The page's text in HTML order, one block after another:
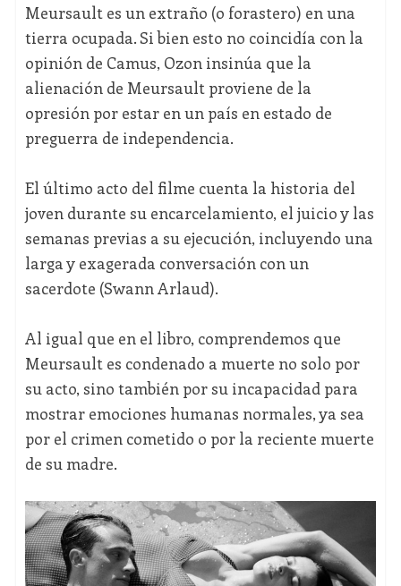
Meursault es un extraño (o forastero) en una
tierra ocupada. Si bien esto no coincidía con la
opinión de Camus, Ozon insinúa que la
alienación de Meursault proviene de la
opresión por estar en un país en estado de
preguerra de independencia.
El último acto del filme cuenta la historia del
joven durante su encarcelamiento, el juicio y las
semanas previas a su ejecución, incluyendo una
larga y exagerada conversación con un
sacerdote (Swann Arlaud).
Al igual que en el libro, comprendemos que
Meursault es condenado a muerte no solo por
su acto, sino también por su incapacidad para
mostrar emociones humanas normales, ya sea
por el crimen cometido o por la reciente muerte
de su madre.